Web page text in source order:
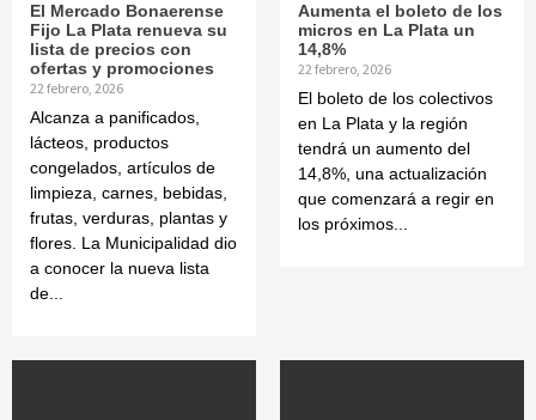
1
2
Noticias
Por atraso en la cadena de pagos, en las
próximas semanas podría haber faltante
de medicamentos
3
Noticias
Paro docente con caravanas, carpas y
movilizaciones
El Mercado Bonaerense
Fijo La Plata renueva su
lista de precios con
ofertas y promociones
22 febrero, 2026
Alcanza a panificados,
lácteos, productos
congelados, artículos de
limpieza, carnes, bebidas,
frutas, verduras, plantas y
flores. La Municipalidad dio
a conocer la nueva lista
de...
Aumenta el boleto de los
micros en La Plata un
14,8%
22 febrero, 2026
El boleto de los colectivos
en La Plata y la región
tendrá un aumento del
14,8%, una actualización
que comenzará a regir en
los próximos...